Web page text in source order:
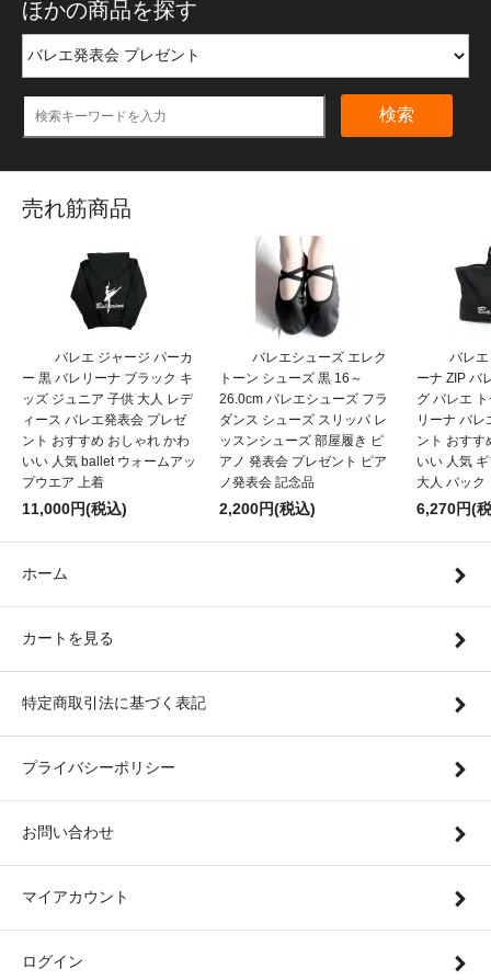
ほかの商品を探す
検索
売れ筋商品
バレエ ジャージ パーカ
ー 黒 バレリーナ ブラック キ
ッズ ジュニア 子供 大人 レデ
ィース バレエ発表会 プレゼ
ント おすすめ おしゃれ かわ
いい 人気 ballet ウォームアッ
プウエア 上着
11,000円(税込)
バレエシューズ エレク
トーン シューズ 黒 16～
26.0cm バレエシューズ フラ
ダンス シューズ スリッパ レ
ッスンシューズ 部屋履き ピ
アノ 発表会 プレゼント ピア
ノ発表会 記念品
2,200円(税込)
バレ
ーナ ZIP バ
グ バレエ
リーナ バレ
ント おすす
いい 人気
大人 バック
6,270円(
ホーム
カートを見る
特定商取引法に基づく表記
プライバシーポリシー
お問い合わせ
マイアカウント
ログイン